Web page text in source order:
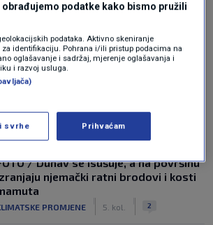
Oglas
/ Dunav se isušuje, a na površinu
njemački ratni brodovi i kosti
PROMJENE 5. kol. 2
obrađujemo podatke kako bismo pružili
podataka. Aktivno skeniranje
identifikaciju. Pohrana i/ili pristup podacima na
oglašavanje i sadržaj, mjerenje oglašavanja i
i razvoj usluga.
svrhe Prihvaćam